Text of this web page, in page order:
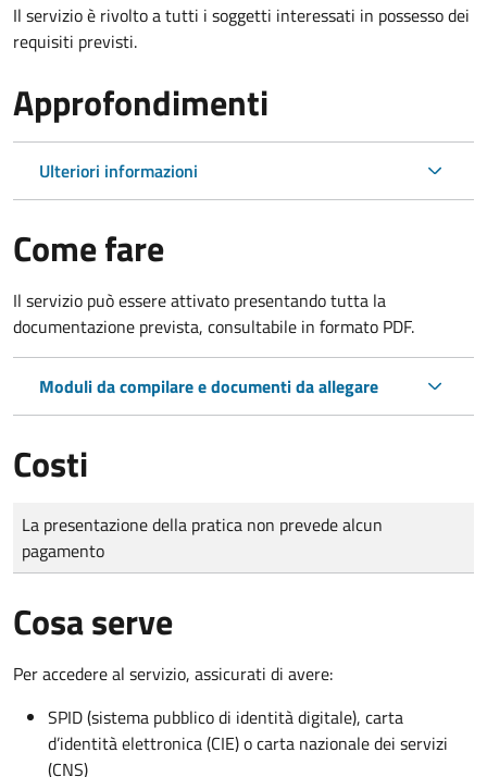
Il servizio è rivolto a tutti i soggetti interessati in possesso dei
requisiti previsti.
Approfondimenti
Ulteriori informazioni
Come fare
Il servizio può essere attivato presentando tutta la
documentazione prevista, consultabile in formato PDF.
Moduli da compilare e documenti da allegare
Costi
Tipo di pagamento
Importo
La presentazione della pratica non prevede alcun
pagamento
Cosa serve
Per accedere al servizio, assicurati di avere:
SPID (sistema pubblico di identità digitale), carta
d’identità elettronica (CIE) o carta nazionale dei servizi
(CNS)